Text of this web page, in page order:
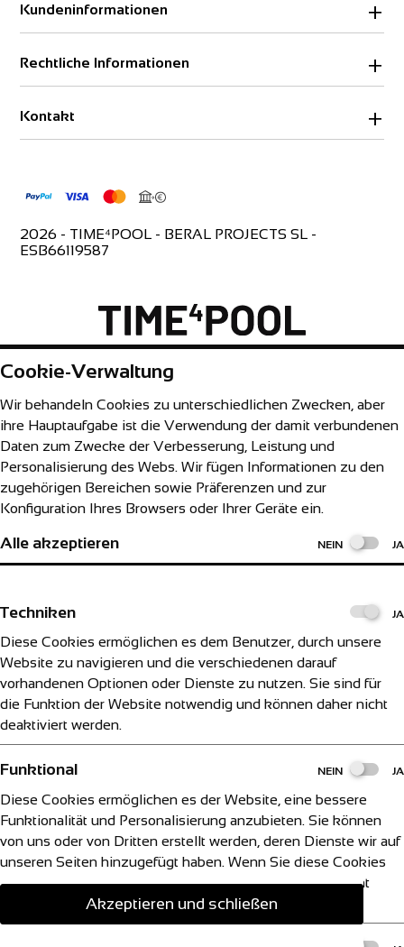
Ausloggen
KONTAKT
Kundeninformationen
Streitbeilegung
Rechtliche Informationen
Datenschutzerklärung
AGB & AVV
Kontakt
Montag bis Freitag 9:00-18:00 Uhr
2026 - TIME⁴POOL - BERAL PROJECTS SL -
ESB66119587
Cookie-Verwaltung
Wir behandeln Cookies zu unterschiedlichen Zwecken, aber
ihre Hauptaufgabe ist die Verwendung der damit verbundenen
Daten zum Zwecke der Verbesserung, Leistung und
Personalisierung des Webs. Wir fügen Informationen zu den
zugehörigen Bereichen sowie Präferenzen und zur
Konfiguration Ihres Browsers oder Ihrer Geräte ein.
Alle akzeptieren NEIN JA
Techniken JA
Diese Cookies ermöglichen es dem Benutzer, durch unsere
Website zu navigieren und die verschiedenen darauf
vorhandenen Optionen oder Dienste zu nutzen. Sie sind für
die Funktion der Website notwendig und können daher nicht
deaktiviert werden.
Funktional NEIN JA
Diese Cookies ermöglichen es der Website, eine bessere
Funktionalität und Personalisierung anzubieten. Sie können
von uns oder von Dritten erstellt werden, deren Dienste wir auf
unseren Seiten hinzugefügt haben. Wenn Sie diese Cookies
nicht zulassen, funktionieren einige unserer Dienste nicht
Akzeptieren und schließen